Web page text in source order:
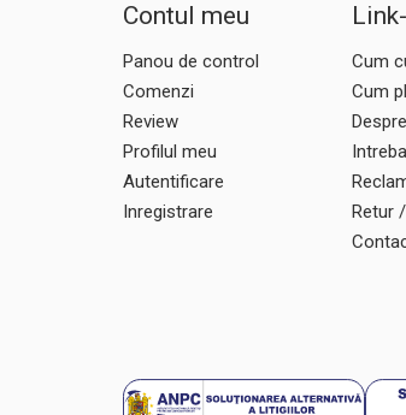
Contul meu
Panou de control
Comenzi
Review
Profilul meu
Autentificare
Inregistrare
Cum
Cum
Retur